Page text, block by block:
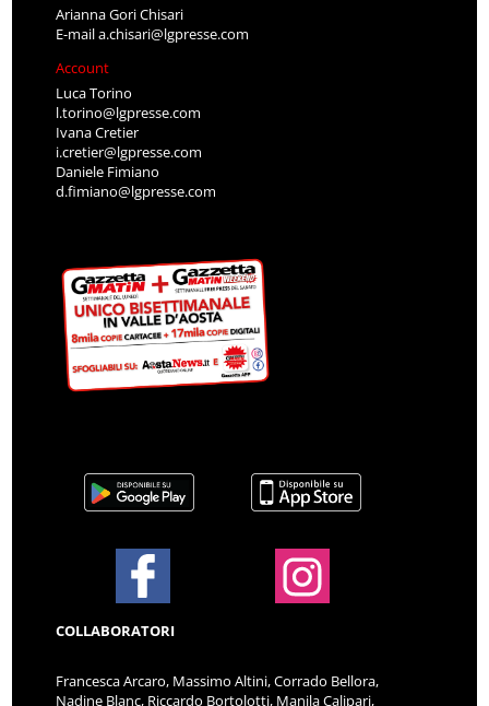
Arianna Gori Chisari
E-maila.chisari@lgpresse.com
Account
Luca Torino
l.torino@lgpresse.com
Ivana Cretier
i.cretier@lgpresse.com
Daniele Fimiano
d.fimiano@lgpresse.com
COLLABORATORI
Francesca Arcaro, Massimo Altini, Corrado Bellora,
Nadine Blanc, Riccardo Bortolotti, Manila Calipari,